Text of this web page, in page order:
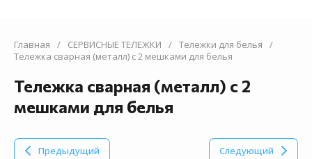
Главная / СЕРВИСНЫЕ ТЕЛЕЖКИ / Тележки для белья
/
Тележка сварная (металл) с 2 мешками для белья
Тележка сварная (металл) с 2
мешками для белья
Предыдущий Следующий